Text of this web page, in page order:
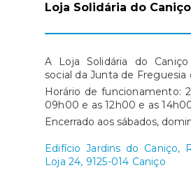
Loja Solidária do Caniço
A Loja Solidária do
social da Junta de Freguesia
Horário de funcionamento:
09h00 e as 12h00 e as
Encerrado aos sábados,
Edifício Jardins do Caniço,
Loja 24, 9125-014 Caniço